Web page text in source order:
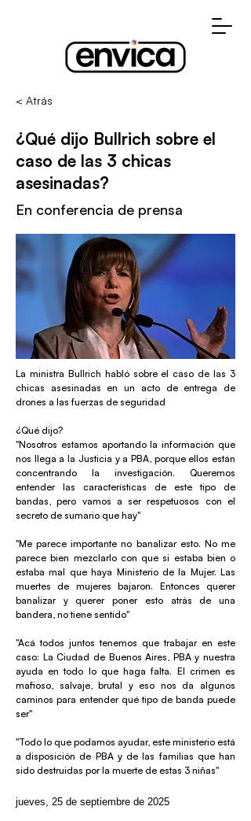
< Atrás
¿Qué dijo Bullrich sobre el
caso de las 3 chicas
asesinadas?
En conferencia de prensa
La ministra Bullrich habló sobre el caso de las 3
chicas asesinadas en un acto de entrega de
drones a las fuerzas de seguridad
¿Qué dijo?
"Nosotros estamos aportando la información que
nos llega a la Justicia y a PBA, porque ellos están
concentrando la investigación. Queremos
entender las características de este tipo de
bandas, pero vamos a ser respetuosos con el
secreto de sumario que hay"
"Me parece importante no banalizar esto. No me
parece bien mezclarlo con que si estaba bien o
estaba mal que haya Ministerio de la Mujer. Las
muertes de mujeres bajaron. Entonces querer
banalizar y querer poner esto atrás de una
bandera, no tiene sentido"
"Acá todos juntos tenemos que trabajar en este
caso: La Ciudad de Buenos Aires, PBA y nuestra
ayuda en todo lo que haga falta. El crimen es
mafioso, salvaje, brutal y eso nos da algunos
caminos para entender qué tipo de banda puede
ser"
"Todo lo que podamos ayudar, este ministerio está
a disposición de PBA y de las familias que han
sido destruidas por la muerte de estas 3 niñas"
jueves, 25 de septiembre de 2025